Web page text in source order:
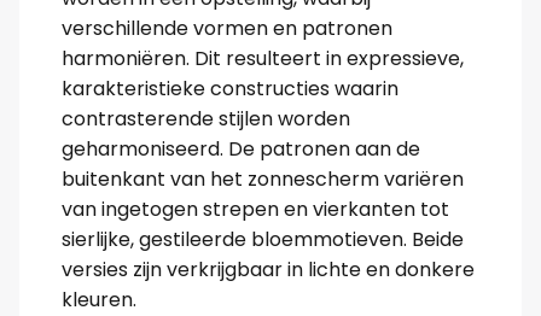
verschillende vormen en patronen
harmoniëren. Dit resulteert in expressieve,
karakteristieke constructies waarin
contrasterende stijlen worden
geharmoniseerd. De patronen aan de
buitenkant van het zonnescherm variëren
van ingetogen strepen en vierkanten tot
sierlijke, gestileerde bloemmotieven. Beide
versies zijn verkrijgbaar in lichte en donkere
kleuren.